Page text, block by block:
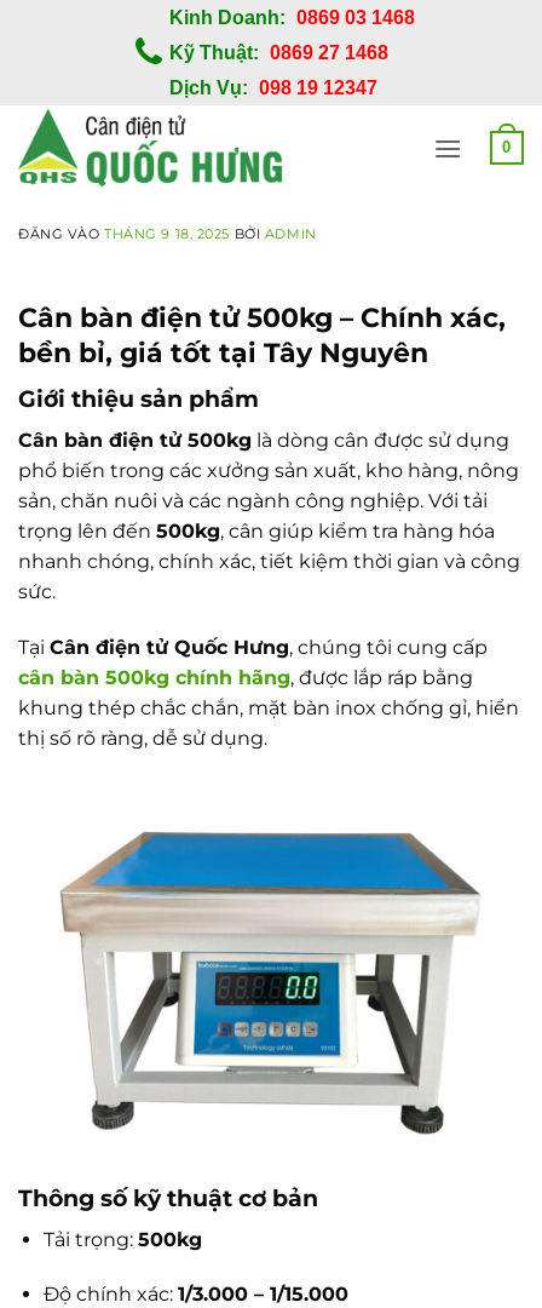
dung
Kinh Doanh: 0869 03 1468
Kỹ Thuật: 0869 27 1468
Dịch Vụ: 098 19 12347
0
ĐĂNG VÀOTHÁNG 9 18, 2025 BỞI ADMIN
Cân bàn điện tử 500kg – Chính xác,
bền bỉ, giá tốt tại Tây Nguyên
Giới thiệu sản phẩm
Cân bàn điện tử 500kg là dòng cân được sử dụng
phổ biến trong các xưởng sản xuất, kho hàng, nông
sản, chăn nuôi và các ngành công nghiệp. Với tải
trọng lên đến 500kg, cân giúp kiểm tra hàng hóa
nhanh chóng, chính xác, tiết kiệm thời gian và công
sức.
Tại Cân điện tử Quốc Hưng, chúng tôi cung cấp
cân bàn 500kg chính hãng, được lắp ráp bằng
khung thép chắc chắn, mặt bàn inox chống gỉ, hiển
thị số rõ ràng, dễ sử dụng.
Thông số kỹ thuật cơ bản
Tải trọng: 500kg
Độ chính xác: 1/3.000 – 1/15.000